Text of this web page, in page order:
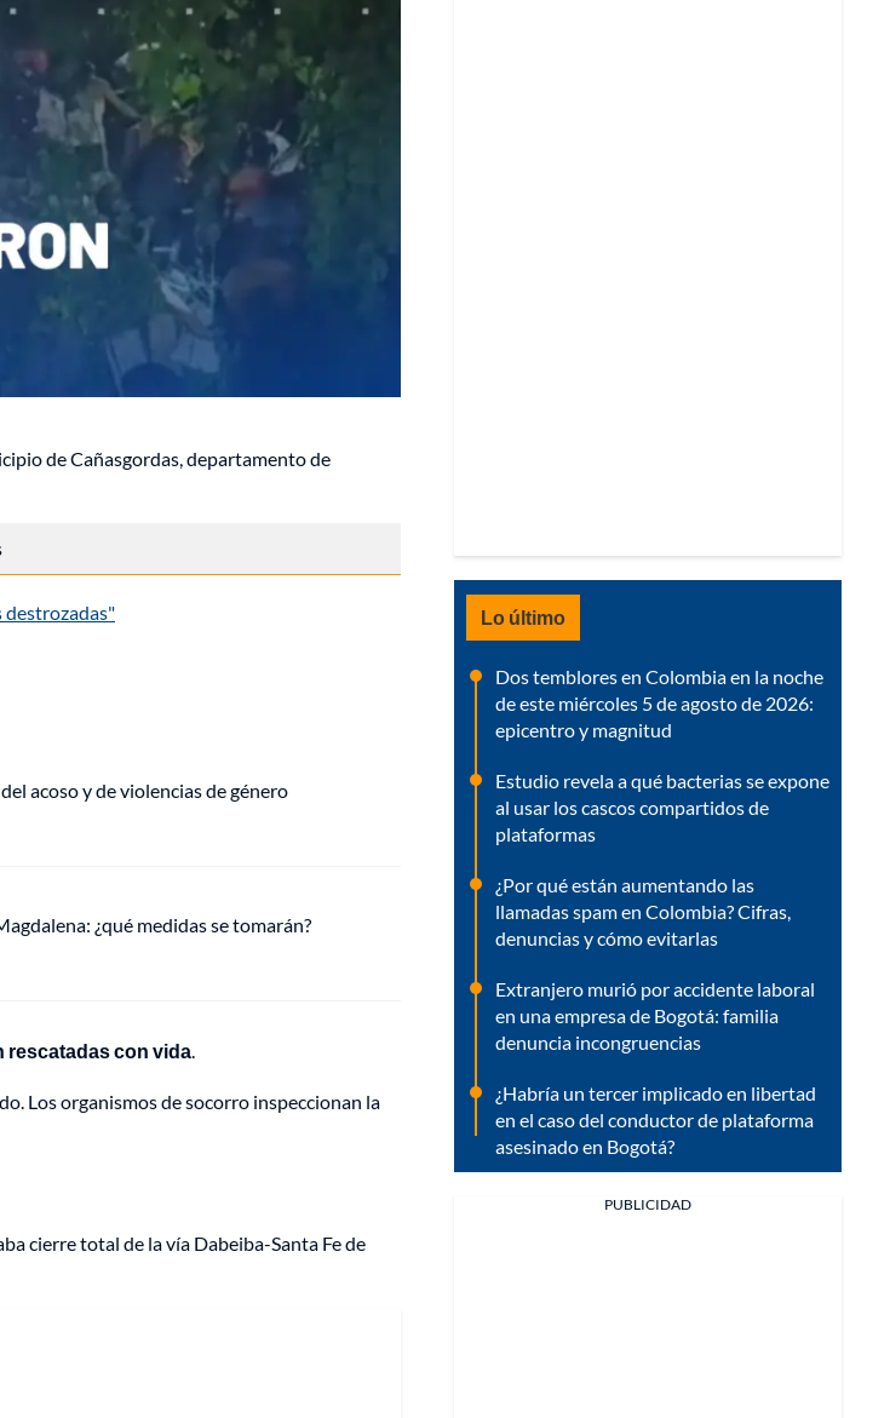
de Cañasgordas, departamento de
destrozadas"
acoso y de violencias de género
¿qué medidas se tomarán?
rescatadas con vida.
Los organismos de socorro inspeccionan la
cierre total de la vía Dabeiba-Santa Fe de
Lo último
Dos temblores en Colombia en la noche
de este miércoles 5 de agosto de 2026:
epicentro y magnitud
Estudio revela a qué bacterias se expone
al usar los cascos compartidos de
plataformas
¿Por qué están aumentando las
llamadas spam en Colombia? Cifras,
denuncias y cómo evitarlas
Extranjero murió por accidente laboral
en una empresa de Bogotá: familia
denuncia incongruencias
¿Habría un tercer implicado en libertad
en el caso del conductor de plataforma
asesinado en Bogotá?
PUBLICIDAD